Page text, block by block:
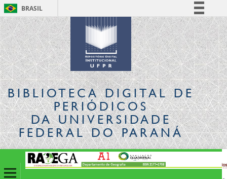
BRASIL
Simplifique!
Comunica BR
Participe
Acesso à informação
Legislação
Canais
BIBLIOTECA DIGITALDE
PERIÓDICOS
DA UNIVERSIDADE
FEDERAL DO PARANÁ